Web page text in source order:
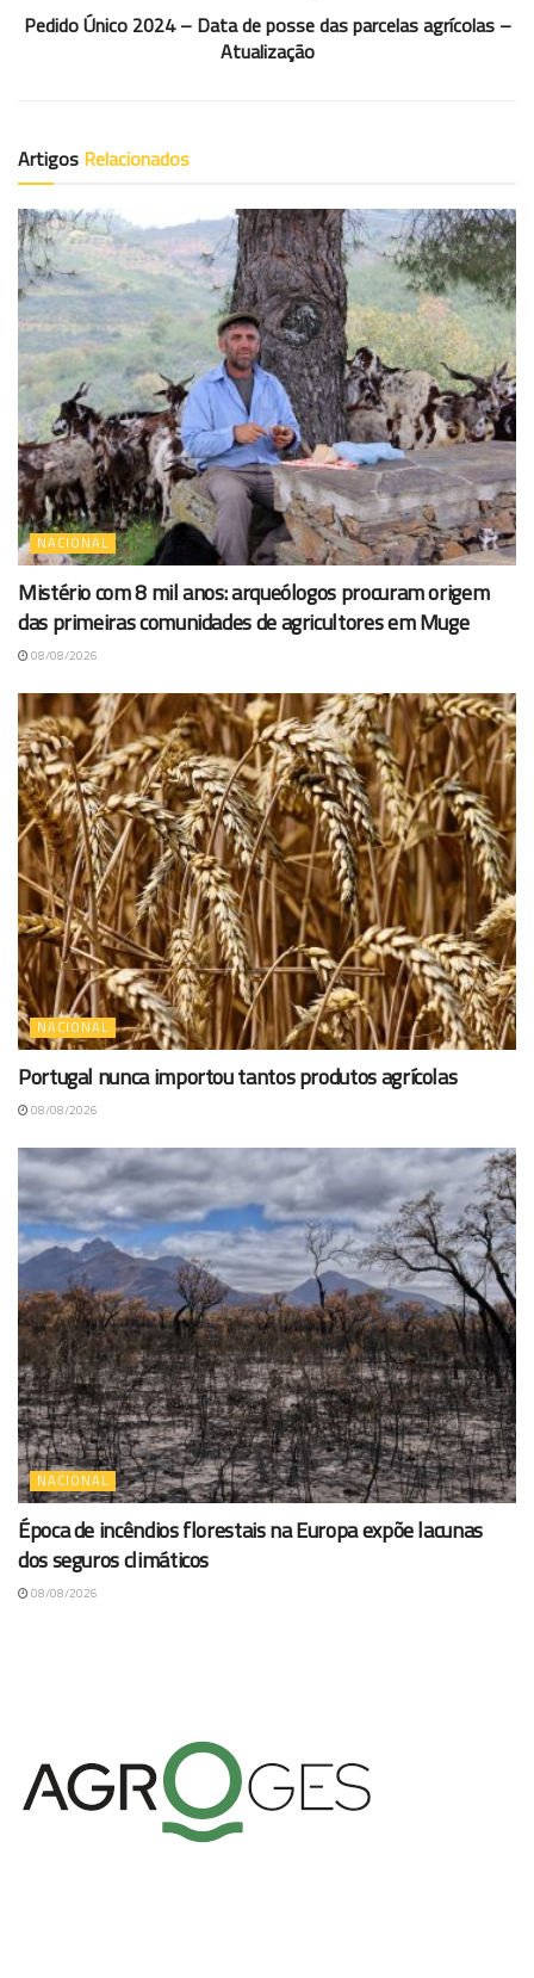
Pedido Único 2024 – Data de posse das parcelas agrícolas –
Atualização
Artigos Relacionados
NACIONAL
Mistério com 8 mil anos: arqueólogos procuram origem
das primeiras comunidades de agricultores em Muge
08/08/2026
NACIONAL
Portugal nunca importou tantos produtos agrícolas
08/08/2026
NACIONAL
Época de incêndios florestais na Europa expõe lacunas
dos seguros climáticos
08/08/2026